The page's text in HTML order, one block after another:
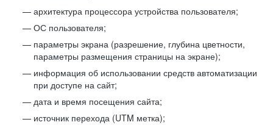
архитектура процессора устройства пользователя;
ОС пользователя;
параметры экрана (разрешение, глубина цветности,
параметры размещения страницы на экране);
информация об использовании средств автоматизации
при доступе на сайт;
дата и время посещения сайта;
источник перехода (UTM метка);